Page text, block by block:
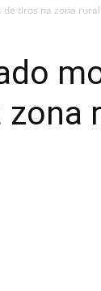
tiros na zona rural